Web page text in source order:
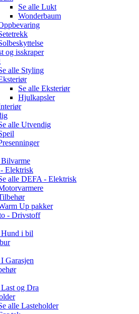
Se alle Lukt
Wonderbaum
og isskraper
alle Styling
Se alle Eksteriør
Hjulkapsler
alle Utvendig
Bilvarme
Elektrisk
alle DEFA - Elektrisk
Up pakker
- Drivstoff
Hund i bil
I Garasjen
Last og Dra
alle Lasteholder